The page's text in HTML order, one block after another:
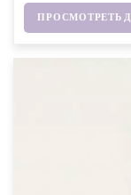
ПРОСМОТРЕТЬ